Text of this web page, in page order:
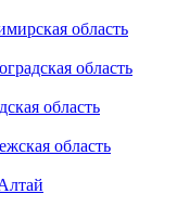
область
область
область
область